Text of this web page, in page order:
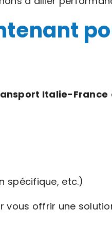
Italie-France
spécifique, etc.)
offrir une